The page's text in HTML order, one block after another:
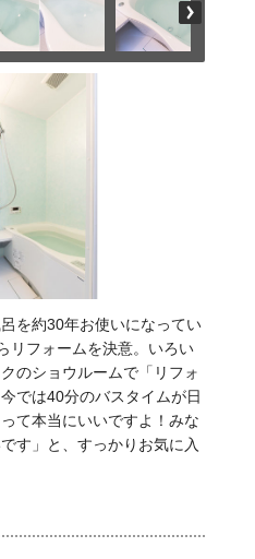
を約30年お使いになってい
リフォームを決意。いろい
のショウルームで「リフォ
では40分のバスタイムが日
て本当にいいですよ！みな
す」と、すっかりお気に入